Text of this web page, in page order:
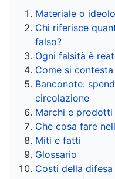
Materiale o
Chi riferisce
falso?
Ogni falsità è
Come si
Banconote:
circolazione
Marchi e
Che cosa fare
Miti e fatti
Glossario
Costi della difesa